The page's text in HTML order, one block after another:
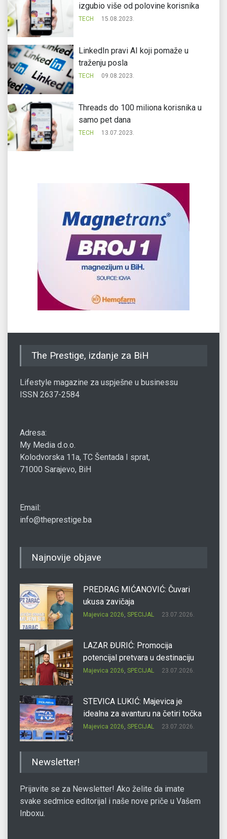
izgubio više od polovine korisnika
TECH 15.08.2023.
LinkedIn pravi AI koji pomaže u
traženju posla
TECH 09.08.2023.
Threads do 100 miliona korisnika u
samo pet dana
TECH 13.07.2023.
The Prestige, izdanje za BiH
Lifestyle magazine za uspješne u businessu
ISSN 2637-2584
Adresa:
My Media d.o.o.
Kolodvorska 11a, TC Šentada I sprat,
71000 Sarajevo, BiH
Email:
info@theprestige.ba
Najnovije objave
PREDRAG MIĆANOVIĆ: Čuvari
ukusa zavičaja
Majevica 2026, SPECIJAL 23.07.2026.
LAZAR ĐURIĆ: Promocija
potencijal pretvara u destinaciju
Majevica 2026, SPECIJAL 23.07.2026.
STEVICA LUKIĆ: Majevica je
idealna za avanturu na četiri točka
Majevica 2026, SPECIJAL 23.07.2026.
Newsletter!
Prijavite se za Newsletter! Ako želite da imate
svake sedmice editorijal i naše nove priče u Vašem
Inboxu.